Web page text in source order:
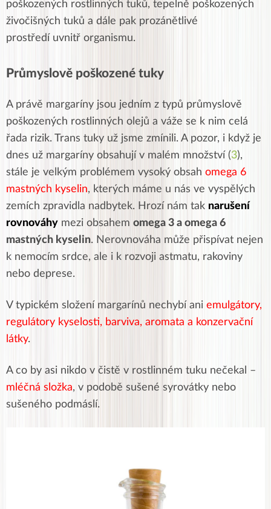
poškozených rostlinných tuků, tepelně poškozených
živočišných tuků a dále pak prozánětlivé
prostředí uvnitř organismu.
Průmyslově poškozené tuky
A právě margaríny jsou jedním z typů průmyslově
poškozených rostlinných olejů a váže se k nim celá
řada rizik. Trans tuky už jsme zmínili. A pozor, i když je
dnes už margaríny obsahují v malém množství (3),
stále je velkým problémem vysoký obsah omega 6
mastných kyselin, kterých máme u nás ve vyspělých
zemích zpravidla nadbytek. Hrozí nám tak narušení
rovnováhy mezi obsahem omega 3 a omega 6
mastných kyselin. Nerovnováha může přispívat nejen
k nemocím srdce, ale i k rozvoji astmatu, rakoviny
nebo deprese.
V typickém složení margarínů nechybí ani emulgátory,
regulátory kyselosti, barviva, aromata a konzervační
látky.
A co by asi nikdo v čistě v rostlinném tuku nečekal –
mléčná složka, v podobě sušené syrovátky nebo
sušeného podmáslí.